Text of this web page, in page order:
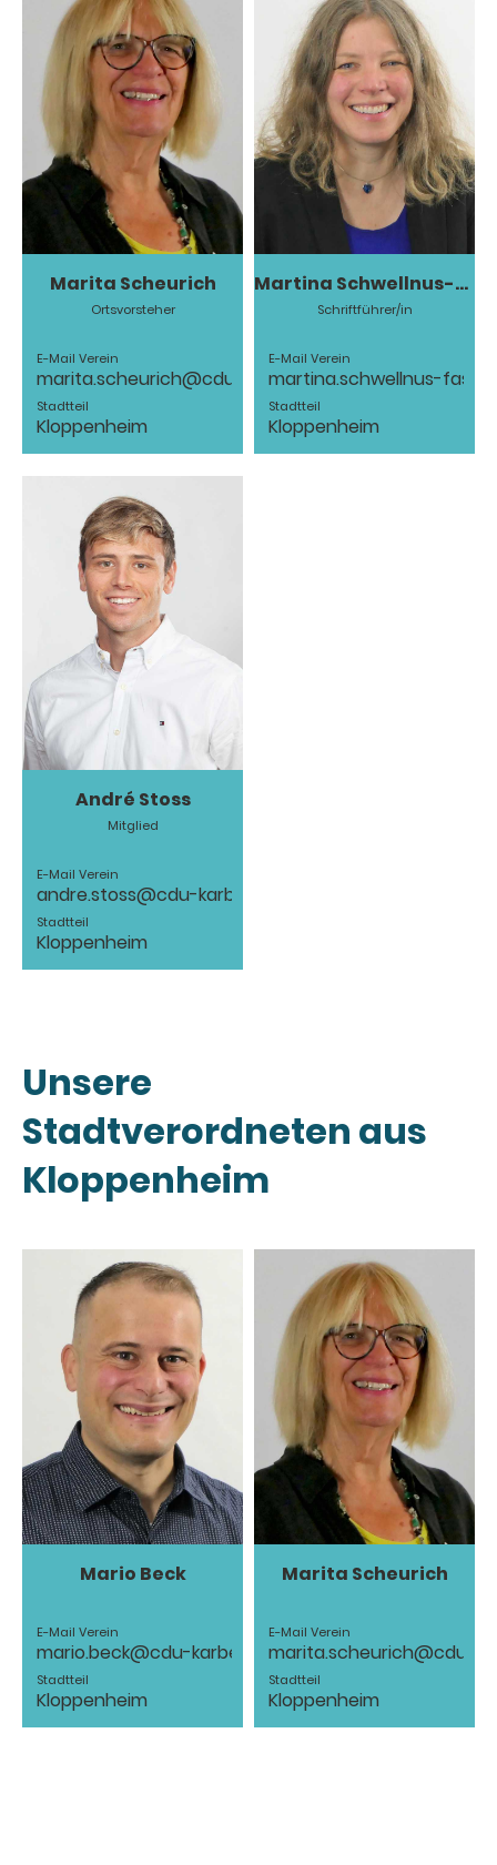
Marita Scheurich
Ortsvorsteher
E-Mail Verein
marita.scheurich@cdu-karben.de
Stadtteil
Kloppenheim
Martina Schwellnus-Fastenau
Schriftführer/in
E-Mail Verein
martina.schwellnus-
Stadtteil
Kloppenheim
André Stoss
Mitglied
E-Mail Verein
andre.stoss@cdu-karben.de
Stadtteil
Kloppenheim
Unsere
Stadtverordneten aus
Kloppenheim
Mario Beck
E-Mail Verein
mario.beck@cdu-karben.de
Stadtteil
Kloppenheim
Marita Scheurich
E-Mail Verein
marita.scheurich@cdu-
Stadtteil
Kloppenheim